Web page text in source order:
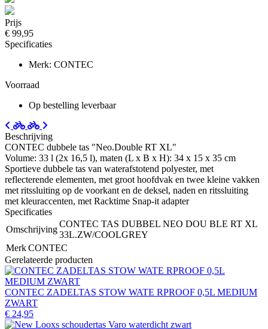
Prijs
€ 99,95
Specificaties
Merk: CONTEC
Voorraad
Op bestelling leverbaar
Beschrijving
CONTEC dubbele tas "Neo.Double RT XL"
Volume: 33 l (2x 16,5 l), maten (L x B x H): 34 x 15 x 35 cm
Sportieve dubbele tas van waterafstotend polyester, met
reflecterende elementen, met groot hoofdvak en twee kleine vakken
met ritssluiting op de voorkant en de deksel, naden en ritssluiting
met kleuraccenten, met Racktime Snap-it adapter
Specificaties
Omschrijving
CONTEC TAS DUBBEL NEO DOU BLE RT XL
33L.ZW/COOLGREY
MerkCONTEC
Gerelateerde producten
CONTEC ZADELTAS STOW WATE RPROOF 0,5L MEDIUM
ZWART
€ 24,95